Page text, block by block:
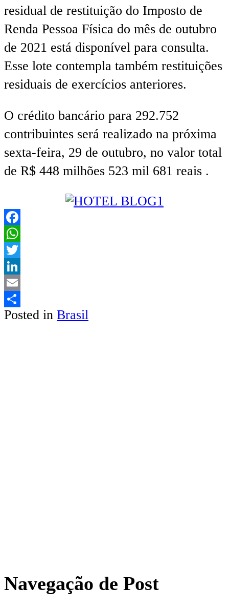
residual de restituição do Imposto de
Renda Pessoa Física do mês de outubro
de 2021 está disponível para consulta.
Esse lote contempla também restituições
residuais de exercícios anteriores.
O crédito bancário para 292.752
contribuintes será realizado na próxima
sexta-feira, 29 de outubro, no valor total
de R$ 448 milhões 523 mil 681 reais .
Facebook
WhatsApp
Twitter
LinkedIn
Email
Share
Posted in Brasil
Navegação de Post